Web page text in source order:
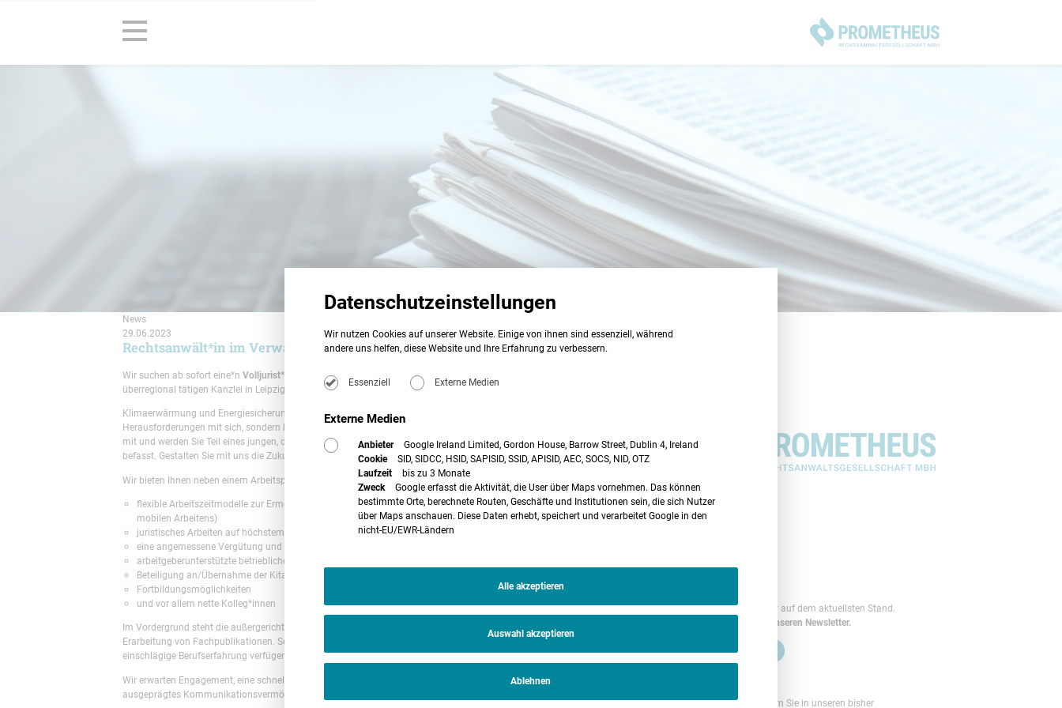
News
29.06.2023
Rechtsanwält*in im Verwaltungsrecht
Wir suchen ab sofort eine*n Volljurist*in/Rechtsanwält*in mit Schwerpunkt
überregional tätigen Kanzlei in Leipzig.
Klimaerwärmung und Energiesicherung sind zwei der zentralen Themen der Zukunft. Sie bringen nicht nur große
Herausforderungen mit sich, sondern bieten auch große Chancen – wirtschaftlich wie sozial. Wirken Sie aktiv an der Energiewende
mit und werden Sie Teil eines jungen, dynamischen Teams, das sich schwerpunktmäßig mit dem Recht der Erneuerbaren Energien
befasst. Gestalten Sie mit uns die Zukunft!
Wir bieten Ihnen neben einem Arbeitsplatz mit attraktiver und sicherer Zukunftsperspektive:
flexible Arbeitszeitmodelle zur Ermöglichung einer ausgeglichenen Work-Life-Balance (Voll- und Teilzeit, Möglichkeit des
mobilen Arbeitens)
juristisches Arbeiten auf höchstem Niveau
eine angemessene Vergütung und Teilhabe am Erfolg des Unternehmens
arbeitgeberunterstützte betriebliche Altersvorsorge
Beteiligung an/Übernahme der Kita-Kosten
Fortbildungsmöglichkeiten
und vor allem nette Kolleg*innen
Im Vordergrund steht die außergerichtliche Beratung, mit umfasst sind jedoch auch gerichtliche Verfahren sowie die regelmäßige
Erarbeitung von Fachpublikationen. Selbstverständlich werden Sie durch unsere Berufsträger*innen, die durchweg über langjährige
einschlägige Berufserfahrung verfügen, umfassend eingearbeitet.
Wir erwarten Engagement, eine schnelle Auffassungsgabe insbesondere für komplexere wirtschaftliche Zusammenhänge und ein
ausgeprägtes Kommunikationsvermögen.
Bleiben Sie immer auf dem aktuellsten Stand.
Abonnieren Sie unseren Newsletter.
NEWSLETTER
Neugierig? Stöbern Sie in unseren bisher
Datenschutzeinstellungen
Wir nutzen Cookies auf unserer Website. Einige von ihnen sind essenziell, während
andere uns helfen, diese Website und Ihre Erfahrung zu verbessern.
Essenziell Externe Medien
Externe Medien
Anbieter
Google Ireland Limited, Gordon House, Barrow Street, Dublin 4, Ireland
Cookie
SID, SIDCC, HSID, SAPISID, SSID, APISID, AEC, SOCS, NID, OTZ
Laufzeit
bis zu 3 Monate
Zweck
Google erfasst die Aktivität, die User über Maps vornehmen. Das können
bestimmte Orte, berechnete Routen, Geschäfte und Institutionen sein, die sich Nutzer
über Maps anschauen. Diese Daten erhebt, speichert und verarbeitet Google in den
nicht-EU/EWR-Ländern
Alle akzeptieren
Auswahl akzeptieren
Ablehnen